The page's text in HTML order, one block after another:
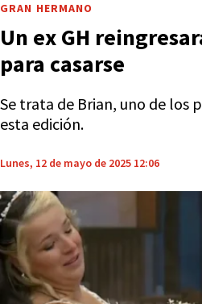
GRAN HERMANO
Un ex GH
para casarse
Se trata de Brian, uno de los
esta edición.
Lunes, 12 de mayo de 2025 12:06